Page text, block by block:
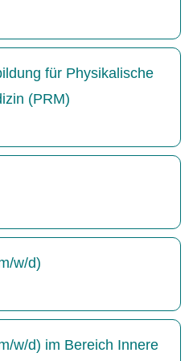
für Physikalische
(PRM)
w/d)
w/d) im Bereich Innere